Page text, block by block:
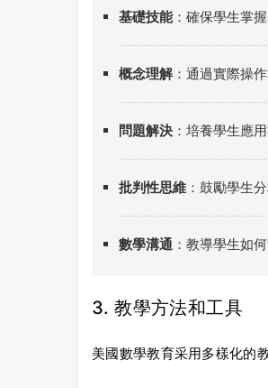
基礎技能：確保學生掌
概念理解：通過實際操
問題解決 ：培養學生應
批判性思維 ：鼓勵學生
數學溝通 ：教導學生如
3. 教學方法和工具
美國數學教育采用多樣化的